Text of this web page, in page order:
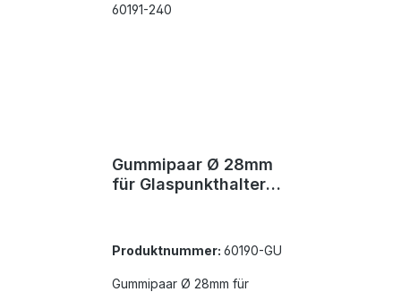
Gummipaar Ø 28mm
für Glaspunkthalter
Produktnummer: 60190-GU
Gummipaar Ø 28mm für